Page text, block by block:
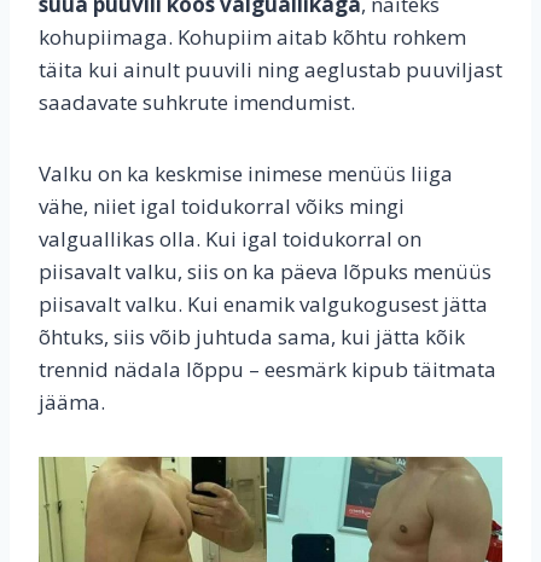
kohupiimaga. Kohupiim aitab kõhtu rohkem
täita kui ainult puuvili ning aeglustab puuviljast
saadavate suhkrute imendumist.
Valku on ka keskmise inimese menüüs liiga
vähe, niiet igal toidukorral võiks mingi
valguallikas olla. Kui igal toidukorral on
piisavalt valku, siis on ka päeva lõpuks menüüs
piisavalt valku. Kui enamik valgukogusest jätta
õhtuks, siis võib juhtuda sama, kui jätta kõik
trennid nädala lõppu – eesmärk kipub täitmata
jääma.